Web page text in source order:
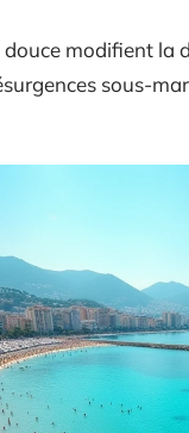
douce modifient la
sous-